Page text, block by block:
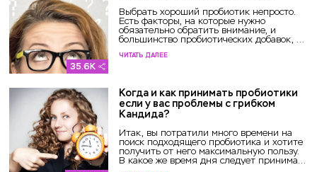
35.6K
Выбрать хороший пробиотик непросто.
Есть факторы, на которые нужно
обязательно обратить внимание, и
большинство пробиотических добавок, к
ЧИТАТЬ ДАЛЕЕ
Когда и как принимать пробиотики
если у вас проблемы с грибком
Кандида?
Итак, вы потратили много времени на
поиск подходящего пробиотика и хотите
получить от него максимальную пользу.
В какое же время дня следует принимать